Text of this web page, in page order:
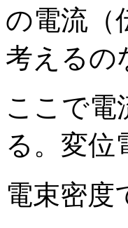
の電流（
考えるの
ここで電
る。変位
電束密度